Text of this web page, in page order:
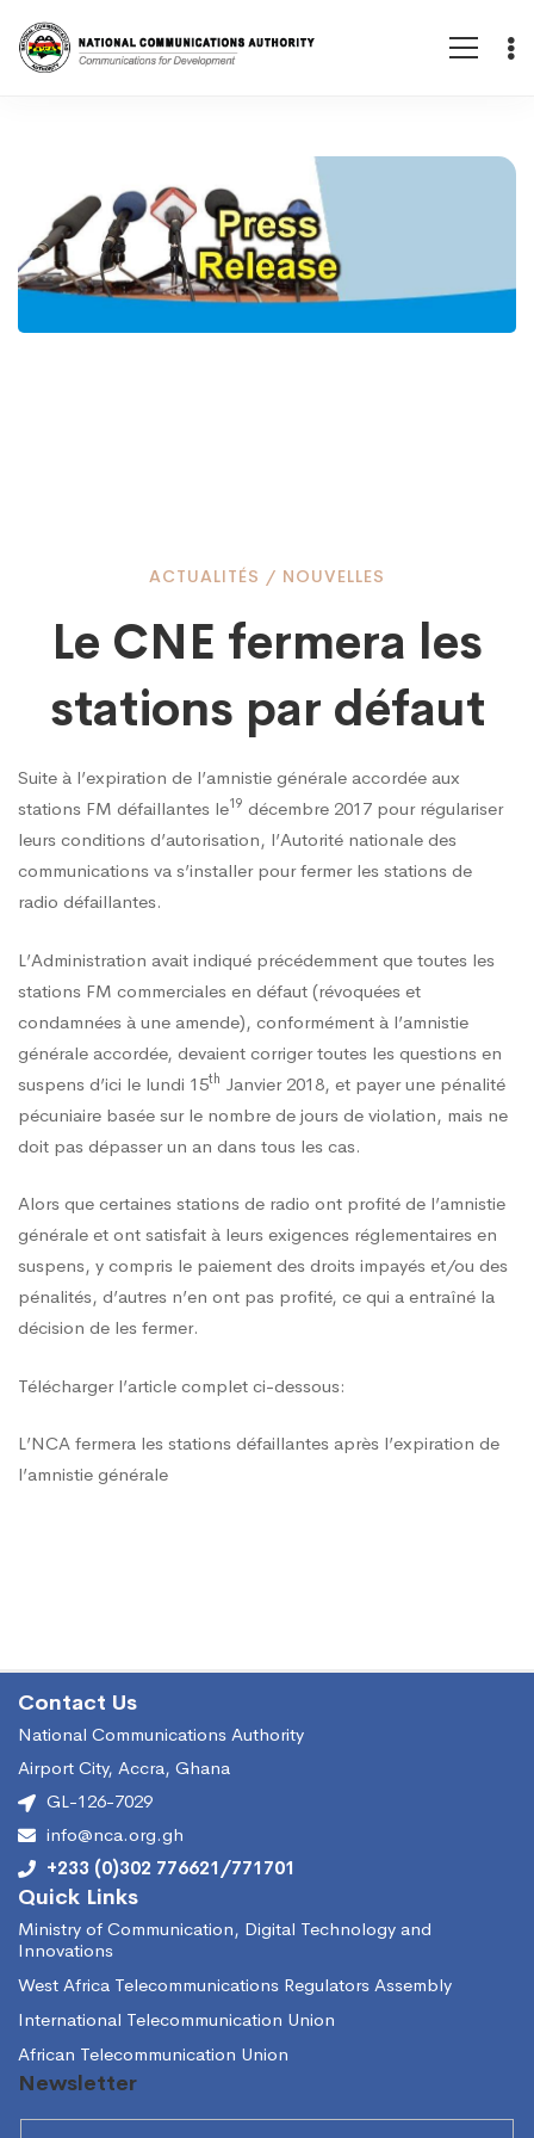
CNE
fermera
les
stations
par
défaut
ACTUALITÉS / NOUVELLES
Le CNE fermera les
stations par défaut
Suite à l’expiration de l’amnistie générale accordée aux
stations FM défaillantes le19 décembre 2017 pour régulariser
leurs conditions d’autorisation, l’Autorité nationale des
communications va s’installer pour fermer les stations de
radio défaillantes.
L’Administration avait indiqué précédemment que toutes les
stations FM commerciales en défaut (révoquées et
condamnées à une amende), conformément à l’amnistie
générale accordée, devaient corriger toutes les questions en
suspens d’ici le lundi 15th Janvier 2018, et payer une pénalité
pécuniaire basée sur le nombre de jours de violation, mais ne
doit pas dépasser un an dans tous les cas.
Alors que certaines stations de radio ont profité de l’amnistie
générale et ont satisfait à leurs exigences réglementaires en
suspens, y compris le paiement des droits impayés et/ou des
pénalités, d’autres n’en ont pas profité, ce qui a entraîné la
décision de les fermer.
Télécharger l’article complet ci-dessous:
L’NCA fermera les stations défaillantes après l’expiration de
l’amnistie générale
Contact Us
National Communications Authority
Airport City, Accra, Ghana
GL-126-7029
info@nca.org.gh
+233 (0)302 776621/771701
Quick Links
Ministry of Communication, Digital Technology and
Innovations
West Africa Telecommunications Regulators Assembly
International Telecommunication Union
African Telecommunication Union
Newsletter